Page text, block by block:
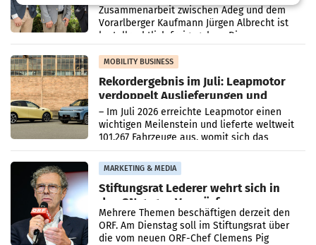
Zusammenarbeit zwischen Adeg und dem
Vorarlberger Kaufmann Jürgen Albrecht ist
kartellrechtlich freigegeben: Die
Bundeswettbewerbsbehörde und der
Bundeskartellanwalt
MOBILITY BUSINESS
Rekordergebnis im Juli: Leapmotor
verdoppelt Auslieferungen und
überschreitet die 100.000er-Marke
– Im Juli 2026 erreichte Leapmotor einen
wichtigen Meilenstein und lieferte weltweit
101.267 Fahrzeuge aus, womit sich das
Ergebnis gegenüber Juli 2025 mehr als
verdoppelte (+102
MARKETING & MEDIA
Stiftungsrat Lederer wehrt sich in
den SN gegen Vorwürfe
Mehrere Themen beschäftigen derzeit den
ORF. Am Dienstag soll im Stiftungsrat über
die vom neuen ORF-Chef Clemens Pig